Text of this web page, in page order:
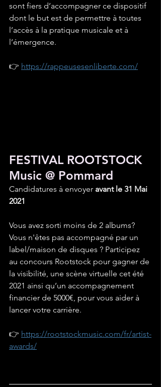
sont fiers d’accompagner ce dispositif
dont le but est de permettre à toutes
l’accès à la pratique musicale et à
l’émergence.
👉 https://rappeusesenliberte.com/
FESTIVAL ROOTSTOCK
Music @ Pommard
Candidatures à envoyer avant le 31 Mai
2021
Vous avez sorti moins de 2 albums?
Vous n'êtes pas accompagné par un
label/maison de disques ? Participez
au concours Rootstock pour gagner de
la visibilité, une scène virtuelle cet été
2021 ainsi qu’un accompagnement
financier de 5000€, pour vous aider à
lancer votre carrière.
👉 https://rootstockmusic.com/fr/artist-
awards/